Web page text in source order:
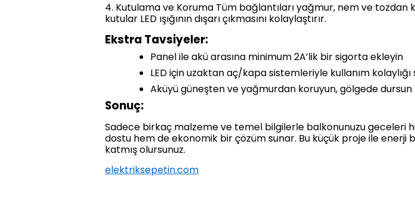
4. Kutulama ve Koruma Tüm bağlantıları yağmur, nem ve
kutular LED ışığının dışarı çıkmasını kolaylaştırır.
Ekstra Tavsiyeler:
Panel ile akü arasına minimum 2A’lik bir sigorta ekleyin
LED için uzaktan aç/kapa sistemleriyle kullanım
Aküyü güneşten ve yağmurdan koruyun, gölgede dursun
Sonuç:
Sadece birkaç malzeme ve temel bilgilerle balkonunuzu geceleri
dostu hem de ekonomik bir çözüm sunar. Bu küçük proje ile enerji
katmış olursunuz.
elektriksepetin.com